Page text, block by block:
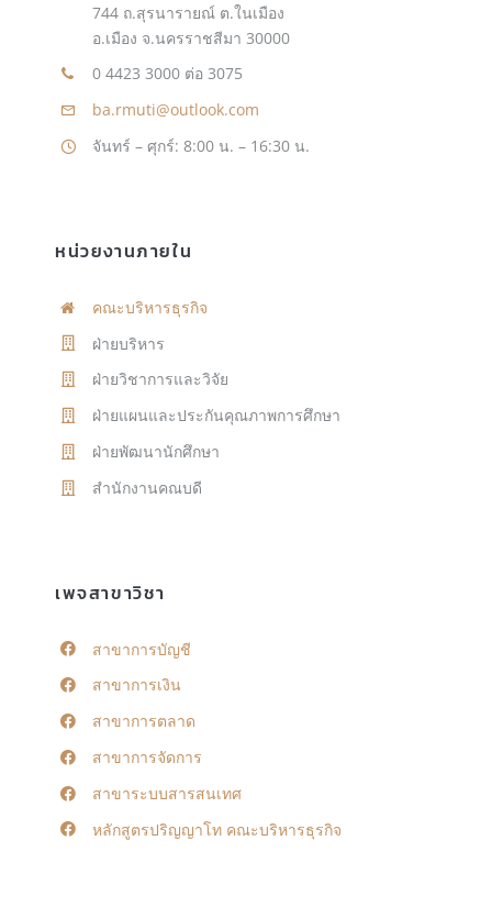
744 ถ.สุรนารายณ์ ต.ในเมือง
อ.เมือง จ.นครราชสีมา 30000
0 4423 3000 ต่อ 3075
ba.rmuti@outlook.com
จันทร์ – ศุกร์: 8:00 น. – 16:30 น.
หน่วยงานภายใน
คณะบริหารธุรกิจ
ฝ่ายบริหาร
ฝ่ายวิชาการและวิจัย
ฝ่ายแผนและประกันคุณภาพการศึกษา
ฝ่ายพัฒนานักศึกษา
สำนักงานคณบดี
เพจสาขาวิชา
สาขาการบัญชี
สาขาการเงิน
สาขาการตลาด
สาขาการจัดการ
สาขาระบบสารสนเทศ
หลักสูตรปริญญาโท คณะบริหารธุรกิจ